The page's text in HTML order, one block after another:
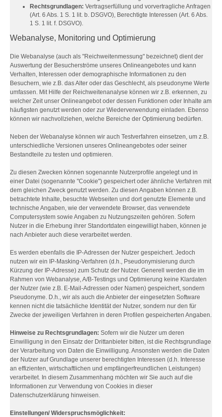
Rechtsgrundlagen: Vertragserfüllung und vorvertragliche Anfragen
(Art. 6 Abs. 1 S. 1 lit. b. DSGVO), Berechtigte Interessen (Art. 6 Abs.
1 S. 1 lit. f. DSGVO).
Webanalyse, Monitoring und Optimierung
Die Webanalyse (auch als "Reichweitenmessung" bezeichnet) dient der
Auswertung der Besucherströme unseres Onlineangebotes und kann
Verhalten, Interessen oder demographische Informationen zu den
Besuchern, wie z.B. das Alter oder das Geschlecht, als pseudonyme Werte
umfassen. Mit Hilfe der Reichweitenanalyse können wir z.B. erkennen, zu
welcher Zeit unser Onlineangebot oder dessen Funktionen oder Inhalte am
häufigsten genutzt werden oder zur Wiederverwendung einladen. Ebenso
können wir nachvollziehen, welche Bereiche der Optimierung bedürfen.
Neben der Webanalyse können wir auch Testverfahren einsetzen, um z.B.
unterschiedliche Versionen unseres Onlineangebotes oder seiner
Bestandteile zu testen und optimieren.
Zu diesen Zwecken können sogenannte Nutzerprofile angelegt und in
einer Datei (sogenannte "Cookie") gespeichert oder ähnliche Verfahren mit
dem gleichen Zweck genutzt werden. Zu diesen Angaben können z.B.
betrachtete Inhalte, besuchte Webseiten und dort genutzte Elemente und
technische Angaben, wie der verwendete Browser, das verwendete
Computersystem sowie Angaben zu Nutzungszeiten gehören. Sofern
Nutzer in die Erhebung ihrer Standortdaten eingewilligt haben, können je
nach Anbieter auch diese verarbeitet werden.
Es werden ebenfalls die IP-Adressen der Nutzer gespeichert. Jedoch
nutzen wir ein IP-Masking-Verfahren (d.h., Pseudonymisierung durch
Kürzung der IP-Adresse) zum Schutz der Nutzer. Generell werden die im
Rahmen von Webanalyse, A/B-Testings und Optimierung keine Klardaten
der Nutzer (wie z.B. E-Mail-Adressen oder Namen) gespeichert, sondern
Pseudonyme. D.h., wir als auch die Anbieter der eingesetzten Software
kennen nicht die tatsächliche Identität der Nutzer, sondern nur den für
Zwecke der jeweiligen Verfahren in deren Profilen gespeicherten Angaben.
Hinweise zu Rechtsgrundlagen: Sofern wir die Nutzer um deren
Einwilligung in den Einsatz der Drittanbieter bitten, ist die Rechtsgrundlage
der Verarbeitung von Daten die Einwilligung. Ansonsten werden die Daten
der Nutzer auf Grundlage unserer berechtigten Interessen (d.h. Interesse
an effizienten, wirtschaftlichen und empfängerfreundlichen Leistungen)
verarbeitet. In diesem Zusammenhang möchten wir Sie auch auf die
Informationen zur Verwendung von Cookies in dieser
Datenschutzerklärung hinweisen.
Einstellungen/ Widerspruchsmöglichkeit: